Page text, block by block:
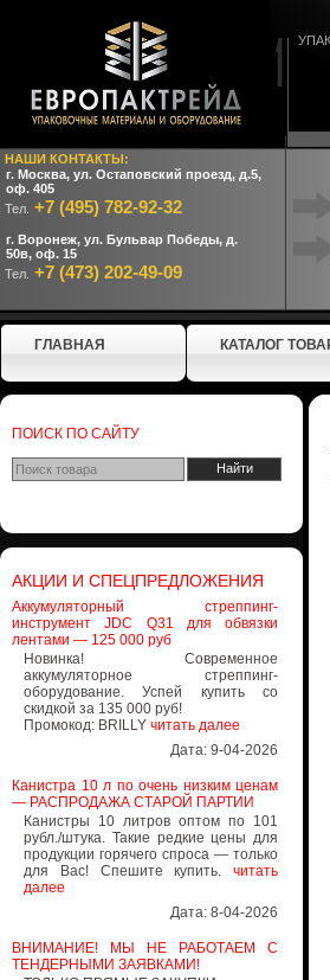
НАШИ КОНТАКТЫ:
г. Москва, ул. Остаповский проезд, д.5,
оф. 405
Тел. +7 (495) 782-92-32
г. Воронеж, ул. Бульвар Победы, д.
50в, оф. 15
Тел. +7 (473) 202-49-09
ГЛАВНАЯ КАТАЛОГ
ПОИСК ПО САЙТУ
АКЦИИ И СПЕЦПРЕДЛОЖЕНИЯ
Аккумуляторный стреппинг-
инструмент JDC Q31 для обвязки
лентами — 125 000 руб
Новинка! Современное
аккумуляторное стреппинг-
оборудование. Успей купить со
скидкой за 135 000 руб!
Промокод: BRILLY читать далее
Дата: 9-04-2026
Канистра 10 л по очень низким ценам
— РАСПРОДАЖА СТАРОЙ ПАРТИИ
Канистры 10 литров оптом по 101
рубл./штука. Такие редкие цены для
продукции горячего спроса — только
для Вас! Спешите купить. читать
далее
Дата: 8-04-2026
ВНИМАНИЕ! МЫ НЕ РАБОТАЕМ С
ТЕНДЕРНЫМИ ЗАЯВКАМИ!